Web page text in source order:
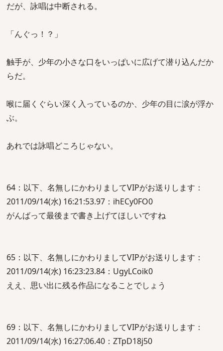
だが、詠唱は中断される。
「んぐっ！？」
触手が、少年の小さな口をいっぱいに広げて潜り込んだか
らだ。
喉に届くぐらい深く入っているのか、少年の目に涙が浮か
ぶ。
あれでは詠唱どころじゃない。
64：以下、名無しにかわりましてVIPがお送りします：
2011/09/14(水) 16:21:53.97：ihECy0FO0
がんばって最後まで書き上げてほしいですね
65：以下、名無しにかわりましてVIPがお送りします：
2011/09/14(水) 16:23:23.84：UgyLCoik0
ええ、思い出に残る作品になることでしょう
69：以下、名無しにかわりましてVIPがお送りします：
2011/09/14(水) 16:27:06.40：ZTpD18j50